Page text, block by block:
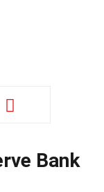
Bank